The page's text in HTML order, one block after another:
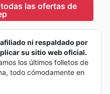
las ofertas de
ni respaldado por
su sitio web oficial.
los últimos folletos de
todo cómodamente en